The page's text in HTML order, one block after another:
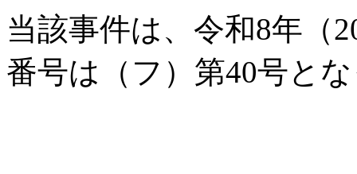
当該事件は、令和8年（
番号は（フ）第40号と